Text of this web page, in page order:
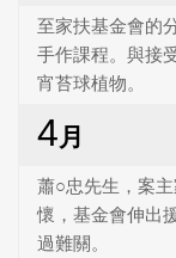
至家扶基金會的
手作課程。與接
宵苔球植物。
4月
蕭○忠先生，案
懷，基金會伸出
過難關。